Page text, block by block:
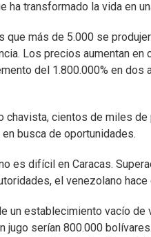
transformado la vida en
que más de 5.000 se
Los precios aumentan en
del 1.800.000% en
chavista, cientos de miles
busca de oportunidades.
es difícil en Caracas.
el venezolano hace
un establecimiento vacío de
jugo serían 800.000